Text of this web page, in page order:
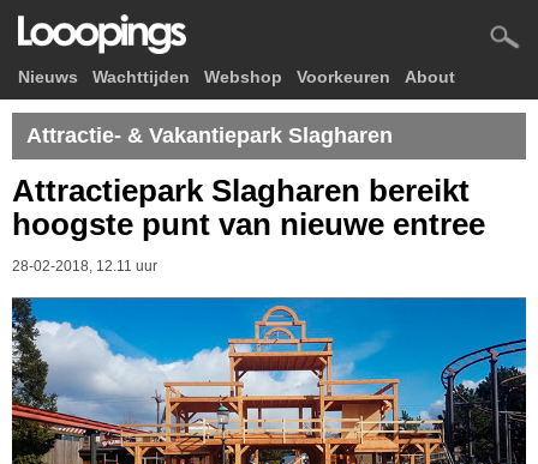
Nieuws Wachttijden Webshop Voorkeuren About
Attractie- & Vakantiepark Slagharen
Attractiepark Slagharen bereikt
hoogste punt van nieuwe entree
28-02-2018, 12.11 uur